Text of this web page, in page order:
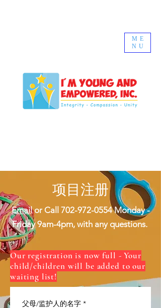
ME
NU
项目注册
Emailor Call 702-972-0554Monday -
Friday 9am-4pm, with any questions.
Our registration is now full - Your
child/children will be added to our
waiting list!
父母/监护人的名字 *